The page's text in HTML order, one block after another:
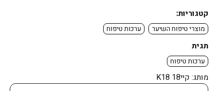
קטגוריות:
מוצרי טיפוח השיער ערכות טיפוח
תגית
ערכות טיפוח
מותג: קיי18 K18